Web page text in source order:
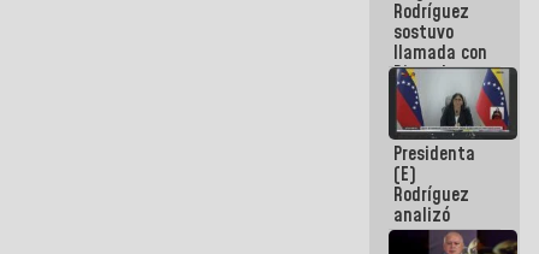
Rodríguez
sostuvo
llamada con
Dinorah
Figuera y
acuerdan
primer
encuentro
presencial
para el
diálogo
Presidenta
(E)
Rodríguez
analizó
junto a